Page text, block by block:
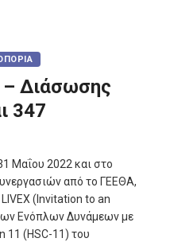
Διάσωσης
347
Μαΐου 2022 και στο
από το ΓΕΕΘΑ,
(Invitation to an
Ενόπλων Δυνάμεων με
11 (HSC-11) του